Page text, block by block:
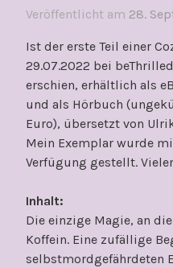
Veröffentlicht am 28.
Ist der erste Teil einer
29.07.2022 bei
erschien, erhältlich als
und als Hörbuch
Euro), übersetzt von
Mein Exemplar wurde
Verfügung gestellt.
Inhalt:
Die einzige Magie, an
Koffein. Eine zufällige
selbstmordgefährdeten